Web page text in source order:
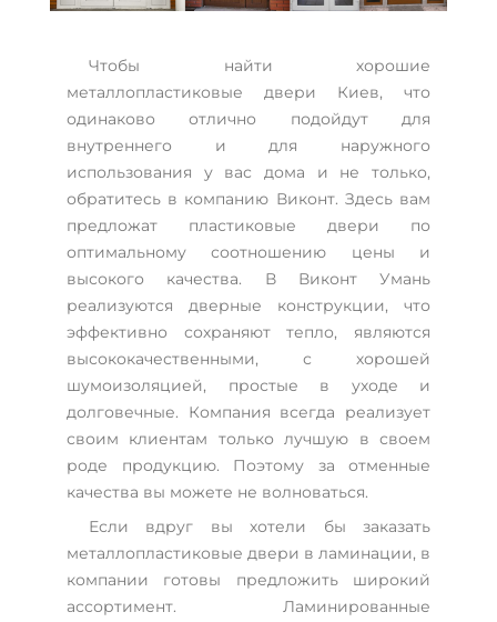
Чтобы найти хорошие
металлопластиковые двери Киев, что
одинаково отлично подойдут для
внутреннего и для наружного
использования у вас дома и не только,
обратитесь в компанию Виконт. Здесь вам
предложат пластиковые двери по
оптимальному соотношению цены и
высокого качества. В Виконт Умань
реализуются дверные конструкции, что
эффективно сохраняют тепло, являются
высококачественными, с хорошей
шумоизоляцией, простые в уходе и
долговечные. Компания всегда реализует
своим клиентам только лучшую в своем
роде продукцию. Поэтому за отменные
качества вы можете не волноваться.
Если вдруг вы хотели бы заказать
металлопластиковые двери в ламинации, в
компании готовы предложить широкий
ассортимент. Ламинированные